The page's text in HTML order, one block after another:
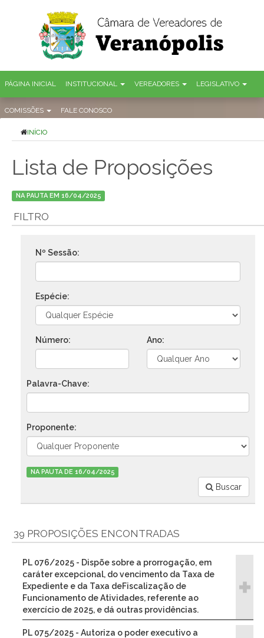
PÁGINA INICIAL INSTITUCIONAL VEREADORES LEGISLATIVO
COMISSÕES FALE CONOSCO
INÍCIO
Lista de Proposições
NA PAUTA EM 16/04/2025
FILTRO
Nº Sessão:
Espécie:
Número: Ano:
Palavra-Chave:
Proponente:
NA PAUTA DE 16/04/2025
Buscar
39 PROPOSIÇÕES ENCONTRADAS
PL 076/2025 - Dispõe sobre a prorrogação, em
caráter excepcional, do vencimento da Taxa de
Expediente e da Taxa deFiscalização de
Funcionamento de Atividades, referente ao
exercício de 2025, e dá outras providências.
PL 075/2025 - Autoriza o poder executivo a